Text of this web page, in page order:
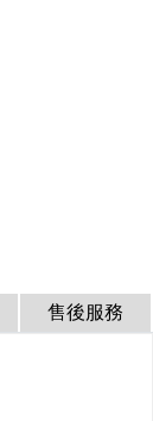
售後服務